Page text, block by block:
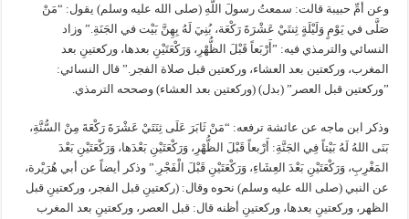
وعن أمِّ حبيبة قالت‏:‏ سمعتُ رسولَ اللَّهِ (صلى الله عليه وسلم) يقول‏:‏ “‏مَنْ
صَلَّى في يَوْمٍ وَلَيْلَةٍ ثِنتَيْ عَشْرَةَ رَكْعَة، بُنِيَ لَهُ بِهِنَّ بَيْت في الجَنَةِ‏.” وزاد
النسائي والترمذي فيه‏:‏ ‏”‏أَرْبَعاً قَبْلَ الظُّهْرِ، وَرَكْعَتَيْنِ بعدها، وركعتينِ بعد
المغرب، وركعتين بعد العشاء، وركعتين قبل صلاة الفجر.”‏ قال النسائي‏:‏
‏”‏وركعتين قبل العصر‏” ‏(‏بدل‏)‏ ‏(‏وركعتين بعد العشاء‏)‏ وصححه الترمذي.
وذكر ابن ماجه عن عائشة ترفعه‏:‏ “‏مَنْ ثَابَرَ عَلَى ثِنَتَيْ عَشْرَةَ رَكْعَةَ مِنْ السُّنَّةِ،
بَنَى اللهُ لَهُ بَيْتاً فِي الجَنَّةِ‏:‏ أَرْبعاً قَبْلَ الظُّهْرِ، وَرَكْعَتَيْنِ بَعْدَها، وَرَكْعَتَيْنِ بَعْدَ
المَغْرِبِ، وَرَكْعَتَيْنِ بَعْدَ العِشَاءِ، وَرَكْعَتَيْنِ قَبْلَ الْفَجْرِ‏‏‏.”‏ وذكر أيضاً عن أبي هُرَيْرة،
عن النبي (صلى الله عليه وسلم) نحوه وقال‏:‏ ‏(‏ركعتينِ قبل الفجر، وركعتينِ قبل
الظهر، وركعتينِ بعدها، وركعتينِ أظنه قال‏:‏ قبل العصر، وركعتينِ بعد المغرب